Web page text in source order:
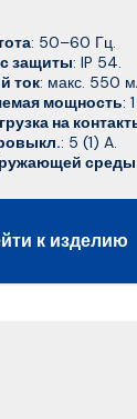
: 50–60 Гц.
защиты: IP 54.
ток: макс. 550
мощность:
на
: 5 (1) A.
среды
к изделию